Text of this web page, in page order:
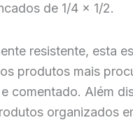
de 1/4 x 1/2.
resistente, esta
produtos mais
comentado. Além
organizados